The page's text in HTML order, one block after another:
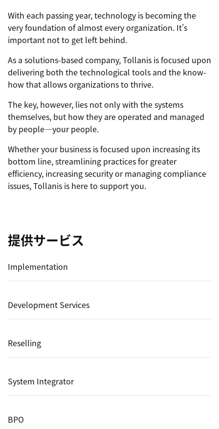
With each passing year, technology is becoming the
very foundation of almost every organization. It’s
important not to get left behind.
As a solutions-based company, Tollanis is focused upon
delivering both the technological tools and the know-
how that allows organizations to thrive.
The key, however, lies not only with the systems
themselves, but how they are operated and managed
by people—your people.
Whether your business is focused upon increasing its
bottom line, streamlining practices for greater
efficiency, increasing security or managing compliance
issues, Tollanis is here to support you.
提供サービス
Implementation
Development Services
Reselling
System Integrator
BPO